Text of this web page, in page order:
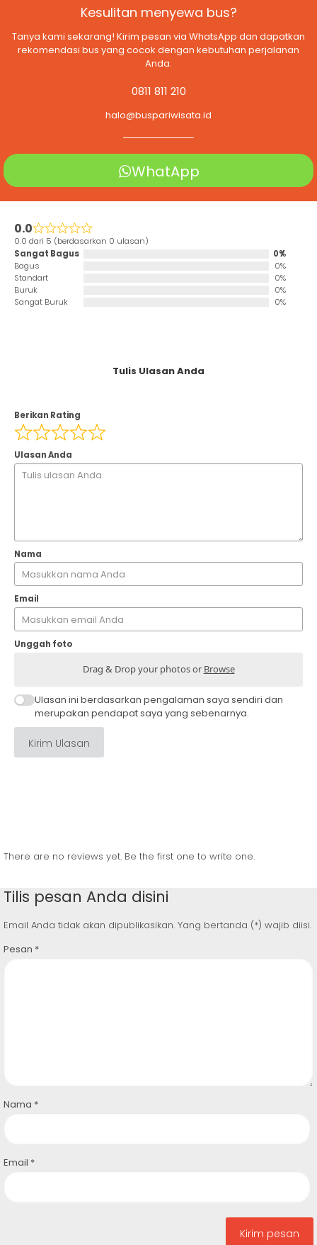
Kesulitan menyewa bus?
Tanya kami sekarang! Kirim pesan via WhatsApp dan dapatkan
rekomendasi bus yang cocok dengan kebutuhan perjalanan
Anda.
0811 811 210
halo@buspariwisata.id
WhatApp
0.0
0.0 dari 5 (berdasarkan 0 ulasan)
Sangat Bagus
0%
Bagus
0%
Standart
0%
Buruk
0%
Sangat Buruk
0%
Tulis Ulasan Anda
Berikan Rating
Ulasan Anda
Nama
Email
Unggah foto
Drag & Drop your photos or Browse
Ulasan ini berdasarkan pengalaman saya sendiri dan
merupakan pendapat saya yang sebenarnya.
Kirim Ulasan
There are no reviews yet. Be the first one to write one.
Tilis pesan Anda disini
Email Anda tidak akan dipublikasikan. Yang bertanda (*) wajib diisi.
Pesan *
Nama *
Email *